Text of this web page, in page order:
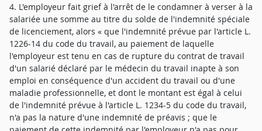
4. L'employeur fait grief à l'arrêt de le condamner à verser à la
salariée une somme au titre du solde de l'indemnité spéciale
de licenciement, alors « que l'indemnité prévue par l'article L.
1226-14 du code du travail, au paiement de laquelle
l'employeur est tenu en cas de rupture du contrat de travail
d'un salarié déclaré par le médecin du travail inapte à son
emploi en conséquence d'un accident du travail ou d'une
maladie professionnelle, et dont le montant est égal à celui
de l'indemnité prévue à l'article L. 1234-5 du code du travail,
n'a pas la nature d'une indemnité de préavis ; que le